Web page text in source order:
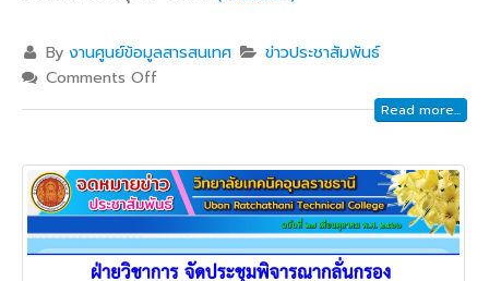
Byงานศูนย์ข้อมูลสารสนเทศ
ข่าวประชาสัมพันธ์
Comments Off
Read more...